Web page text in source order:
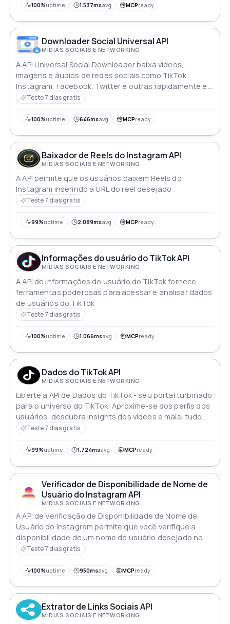
100%uptime 1.537msavg MCPready
Downloader Social Universal API
MÍDIAS SOCIAIS E NETWORKING
A API Universal Social Downloader baixa vídeos,
imagens e áudios de redes sociais como TikTok,
Instagram, Facebook, Twitter e outras rapidamente e
sem marcas d'água
Teste 7 dias gratis
100%uptime 646msavg MCPready
Baixador de Reels do Instagram API
MÍDIAS SOCIAIS E NETWORKING
A API permite que os usuários baixem Reels do
Instagram inserindo a URL do reel desejado
Teste 7 dias gratis
99%uptime 2.089msavg MCPready
Informações do usuário do TikTok API
MÍDIAS SOCIAIS E NETWORKING
A API de informações do usuário do TikTok fornece
ferramentas poderosas para acessar e analisar dados
de usuários do TikTok
Teste 7 dias gratis
100%uptime 1.066msavg MCPready
Dados do TikTok API
MÍDIAS SOCIAIS E NETWORKING
Liberte a API de Dados do TikTok - seu portal turbinado
para o universo do TikTok! Aproxime-se dos perfis dos
usuários, descubra insights dos vídeos e mais, tudo
em velocidade supersônica. Impulse suas aplicações
experiências de usuário a alturas meteóricas
Teste 7 dias gratis
99%uptime 1.724msavg MCPready
Verificador de Disponibilidade de Nome de
Usuário do Instagram API
MÍDIAS SOCIAIS E NETWORKING
A API de Verificação de Disponibilidade de Nome de
Usuário do Instagram permite que você verifique a
disponibilidade de um nome de usuário desejado no
Instagram. Verifique rapidamente se o seu nome de
Teste 7 dias gratis
100%uptime 950msavg MCPready
Extrator de Links Sociais API
MÍDIAS SOCIAIS E NETWORKING